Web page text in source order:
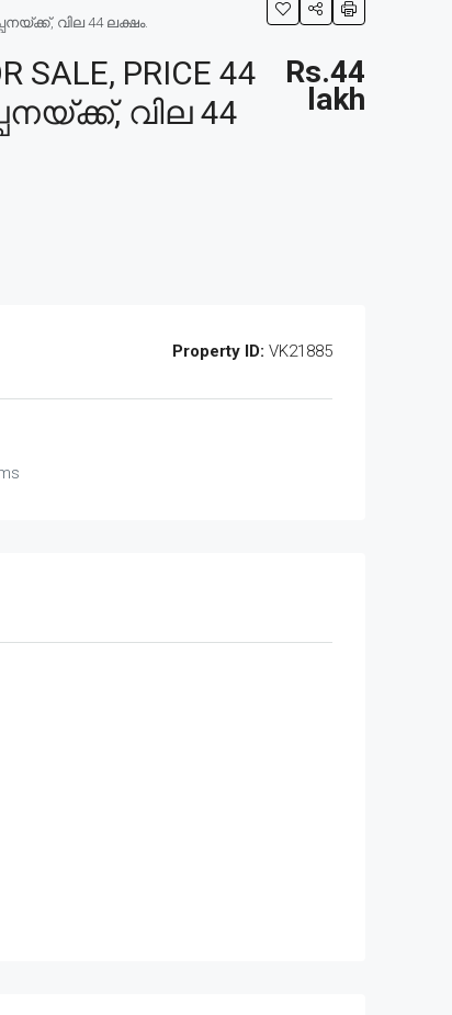
വില 44 ലക്ഷം.
SALE, PRICE 44
വില 44
Rs.44
lakh
Property ID: VK21885